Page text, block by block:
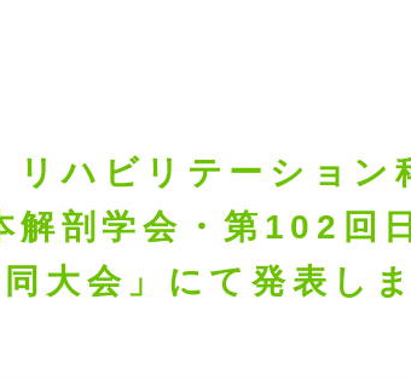
ハビリテーション
剖学会・第102回
大会」にて発表しま